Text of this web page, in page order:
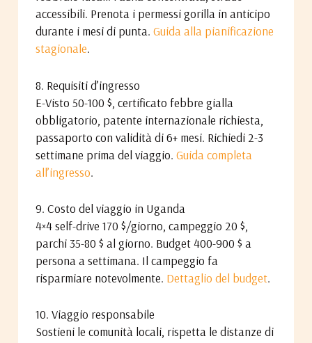
accessibili. Prenota i permessi gorilla in anticipo
durante i mesi di punta. Guida alla pianificazione
stagionale.
8. Requisiti d’ingresso
E-Visto 50-100 $, certificato febbre gialla
obbligatorio, patente internazionale richiesta,
passaporto con validità di 6+ mesi. Richiedi 2-3
settimane prima del viaggio. Guida completa
all’ingresso.
9. Costo del viaggio in Uganda
4×4 self-drive 170 $/giorno, campeggio 20 $,
parchi 35-80 $ al giorno. Budget 400-900 $ a
persona a settimana. Il campeggio fa
risparmiare notevolmente. Dettaglio del budget.
10. Viaggio responsabile
Sostieni le comunità locali, rispetta le distanze di